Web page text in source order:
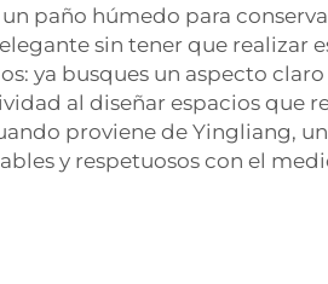
paño húmedo para
sin tener que realizar
ya busques un aspecto
al diseñar espacios que
proviene de Yingliang,
y respetuosos con el